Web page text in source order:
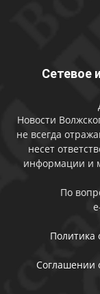
Сетевое
Новости
не всегда
несет
информации и
По
Политика
Соглашении